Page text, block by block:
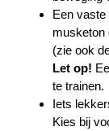
Een
musketon
(zie ook
Let op!
te trainen.
Iets
Kies bij